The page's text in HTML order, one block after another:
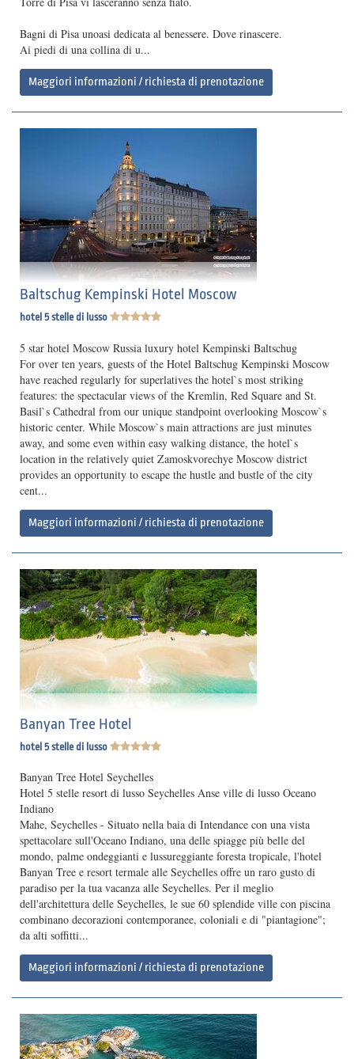
Bagni di Pisa unoasi dedicata al benessere. Dove rinascere.
Ai piedi di una collina di u...
Maggiori informazioni / richiesta di prenotazione
Baltschug Kempinski Hotel Moscow
hotel 5 stelle di lusso
5 star hotel Moscow Russia luxury hotel Kempinski Baltschug
For over ten years, guests of the Hotel Baltschug Kempinski Moscow
have reached regularly for superlatives the hotel`s most striking
features: the spectacular views of the Kremlin, Red Square and St.
Basil`s Cathedral from our unique standpoint overlooking Moscow`s
historic center. While Moscow`s main attractions are just minutes
away, and some even within easy walking distance, the hotel`s
location in the relatively quiet Zamoskvorechye Moscow district
provides an opportunity to escape the hustle and bustle of the city
cent...
Maggiori informazioni / richiesta di prenotazione
Banyan Tree Hotel
hotel 5 stelle di lusso
Banyan Tree Hotel Seychelles
Hotel 5 stelle resort di lusso Seychelles Anse ville di lusso Oceano
Indiano
Mahe, Seychelles - Situato nella baia di Intendance con una vista
spettacolare sull'Oceano Indiano, una delle spiagge più belle del
mondo, palme ondeggianti e lussureggiante foresta tropicale, l'hotel
Banyan Tree e resort termale alle Seychelles offre un raro gusto di
paradiso per la tua vacanza alle Seychelles. Per il meglio
dell'architettura delle Seychelles, le sue 60 splendide ville con piscina
combinano decorazioni contemporanee, coloniali e di "piantagione";
da alti soffitti...
Maggiori informazioni / richiesta di prenotazione